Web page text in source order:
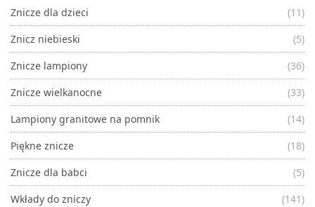
Znicze dla dzieci
(11)
Znicz niebieski
(5)
Znicze lampiony
(36)
Znicze wielkanocne
(33)
Lampiony granitowe na pomnik
(14)
Piękne znicze
(18)
Znicze dla babci
(5)
Wkłady do zniczy
(141)